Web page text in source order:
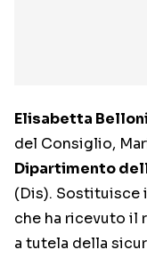
Elisabetta Belloni
del Consiglio,
Dipartimento
(Dis). Sostituisce
che ha ricevuto il
a tutela della